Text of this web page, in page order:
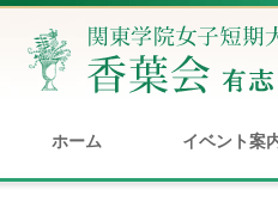
ホーム イベント案